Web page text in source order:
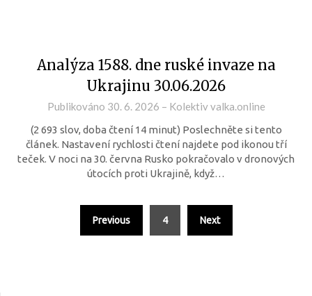
Analýza 1588. dne ruské invaze na
Ukrajinu 30.06.2026
Publikováno 30. 6. 2026 – Kolektiv valka.online
(2 693 slov, doba čtení 14 minut) Poslechněte si tento
článek. Nastavení rychlosti čtení najdete pod ikonou tří
teček. V noci na 30. června Rusko pokračovalo v dronových
útocích proti Ukrajině, když…
Previous 4 Next